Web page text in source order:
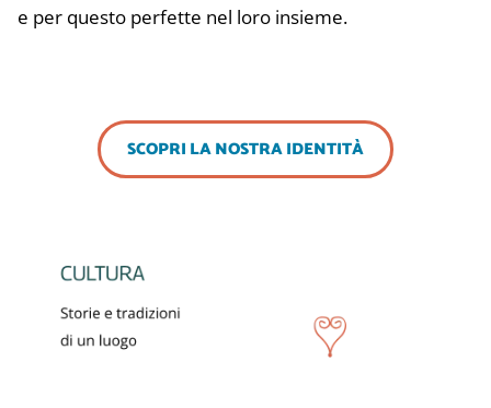
e per questo perfette nel loro insieme.
SCOPRI LA NOSTRA IDENTITÀ